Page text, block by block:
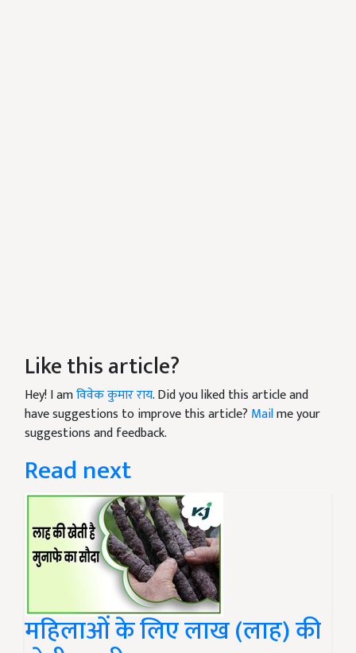
Like this article?
Hey! I amविवेक कुमार राय. Did you liked this article and
have suggestions to improve this article? Mailme your
suggestions and feedback.
Read next
महिलाओं के लिए लाख (लाह) की